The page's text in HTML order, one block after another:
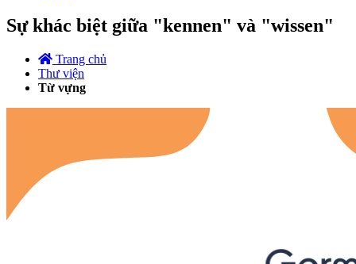
Sự khác biệt giữa "kennen" và "wissen"
Trang chủ
Thư viện
Từ vựng